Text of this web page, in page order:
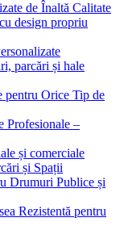
de Înaltă Calitate
design propriu
parcări și hale
pentru Orice Tip de
Profesionale –
și comerciale
și Spații
Drumuri Publice și
Rezistentă pentru